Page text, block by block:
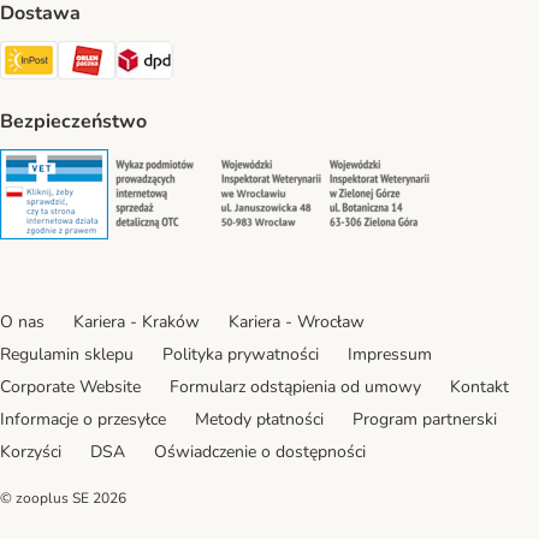
Dostawa
Paczkomat® Shipping Method
ORLEN Paczka Shipping Method
DPD Shipping Method
Bezpieczeństwo
Security Security Security
O nas Kariera - Kraków
Kariera - Wrocław
Regulamin sklepu
Polityka prywatności
Impressum
Corporate Website
Formularz odstąpienia od umowy
Kontakt
Informacje o przesyłce
Metody płatności
Program partnerski
Korzyści
DSA Oświadczenie o dostępności
© zooplus SE 2026